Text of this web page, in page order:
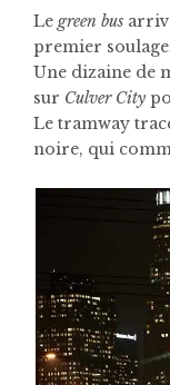
Le green bus
premier
Une dizaine de
sur Culver City
Le tramway
noire, qui